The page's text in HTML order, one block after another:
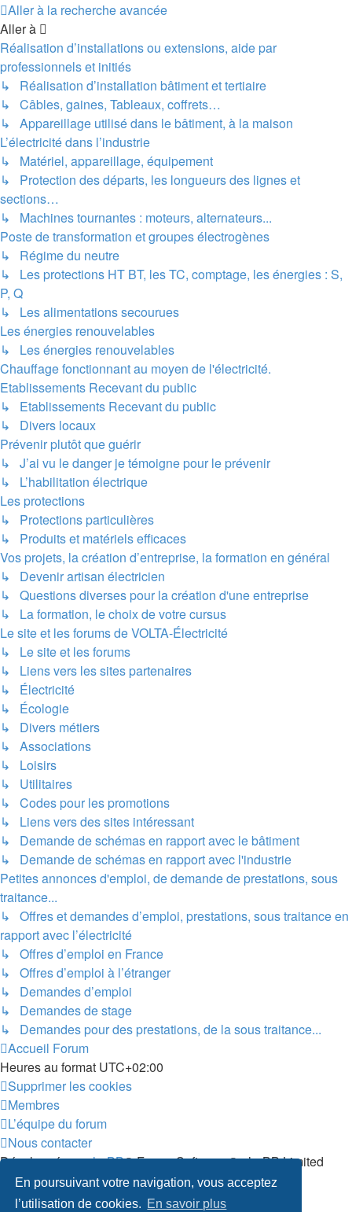
En poursuivant votre navigation, vous acceptez
l’utilisation de cookies. En savoir plus
Aller à la recherche avancée
Aller à
Réalisation d’installations ou extensions, aide par
professionnels et initiés
↳ Réalisation d’installation bâtiment et tertiaire
↳ Câbles, gaines, Tableaux, coffrets…
↳ Appareillage utilisé dans le bâtiment, à la maison
L’électricité dans l’industrie
↳ Matériel, appareillage, équipement
↳ Protection des départs, les longueurs des lignes et
sections…
↳ Machines tournantes : moteurs, alternateurs...
Poste de transformation et groupes électrogènes
↳ Régime du neutre
↳ Les protections HT BT, les TC, comptage, les énergies : S,
P, Q
↳ Les alimentations secourues
Les énergies renouvelables
↳ Les énergies renouvelables
Chauffage fonctionnant au moyen de l'électricité.
Etablissements Recevant du public
↳ Etablissements Recevant du public
↳ Divers locaux
Prévenir plutôt que guérir
↳ J’ai vu le danger je témoigne pour le prévenir
↳ L’habilitation électrique
Les protections
↳ Protections particulières
↳ Produits et matériels efficaces
Vos projets, la création d’entreprise, la formation en général
↳ Devenir artisan électricien
↳ Questions diverses pour la création d'une entreprise
↳ La formation, le choix de votre cursus
Le site et les forums de VOLTA-Électricité
↳ Le site et les forums
↳ Liens vers les sites partenaires
↳ Électricité
↳ Écologie
↳ Divers métiers
↳ Associations
↳ Loisirs
↳ Utilitaires
↳ Codes pour les promotions
↳ Liens vers des sites intéressant
↳ Demande de schémas en rapport avec le bâtiment
↳ Demande de schémas en rapport avec l'industrie
Petites annonces d'emploi, de demande de prestations, sous
traitance...
↳ Offres et demandes d’emploi, prestations, sous traitance en
rapport avec l’électricité
↳ Offres d’emploi en France
↳ Offres d’emploi à l’étranger
↳ Demandes d’emploi
↳ Demandes de stage
↳ Demandes pour des prestations, de la sous traitance...
Accueil Forum
Heures au format UTC+02:00
Supprimer les cookies
Membres
L’équipe du forum
Nous contacter
Développé parphpBB® Forum Software © phpBB Limited
Traduit parphpBB-fr.com
Confidentialité |Conditions